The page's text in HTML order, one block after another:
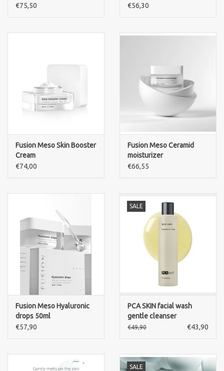
€75,50 €56,30
Fusion Meso Skin Booster
Cream
€74,00
Fusion Meso Ceramid
moisturizer
€66,55
Fusion Meso Hyaluronic
drops 50ml
€57,90
SALE
PCA SKIN facial wash
gentle cleanser
€49,90 €43,90
SALE